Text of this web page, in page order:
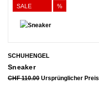
SALE
%
SCHUHENGEL
Sneaker
CHF110.00 Ursprünglicher Preis